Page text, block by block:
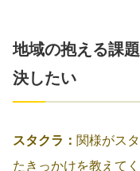
地域の抱える課
決したい
スタクラ： 関様がス
たきっかけを教えてく